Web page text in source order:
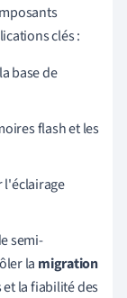
clés :
base de
flash et les
l'éclairage
semi-
la migration
la fiabilité des